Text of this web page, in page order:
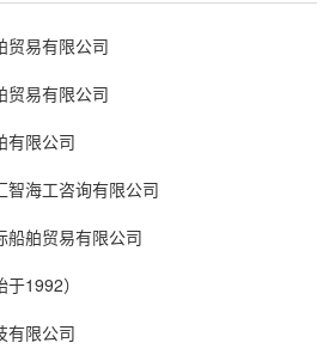
贸易有限公司
贸易有限公司
有限公司
智海工咨询有限公司
船舶贸易有限公司
1992）
有限公司